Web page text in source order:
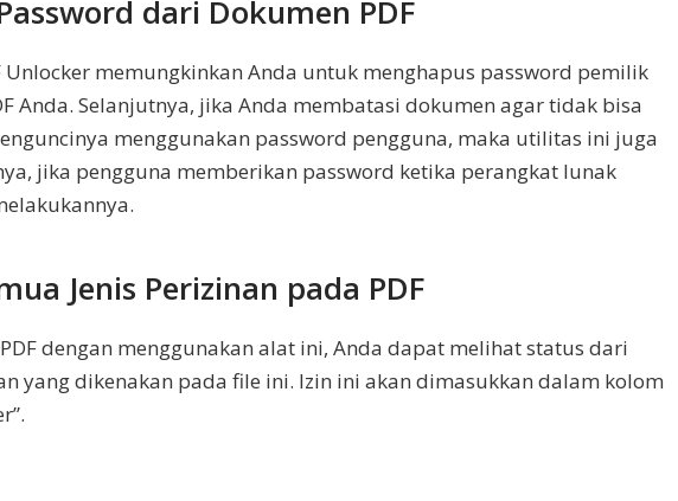
dari Dokumen PDF
Unlocker memungkinkan Anda untuk menghapus password pemilik
Anda. Selanjutnya, jika Anda membatasi dokumen agar tidak bisa
menggunakan password pengguna, maka utilitas ini juga
jika pengguna memberikan password ketika perangkat lunak
Jenis Perizinan pada PDF
dengan menggunakan alat ini, Anda dapat melihat status dari
yang dikenakan pada file ini. Izin ini akan dimasukkan dalam kolom